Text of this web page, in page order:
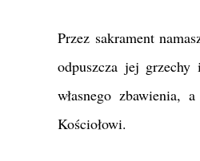
Przez sakrament
odpuszcza jej
własnego zbawienia,
Kościołowi.